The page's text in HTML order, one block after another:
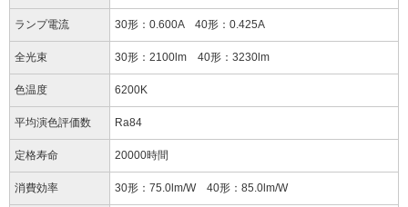
ランプ電流 30形：0.600A 40形：0.425A
全光束 30形：2100lm 40形：3230lm
色温度 6200K
平均演色評価数 Ra84
定格寿命 20000時間
消費効率 30形：75.0lm/W 40形：85.0lm/W